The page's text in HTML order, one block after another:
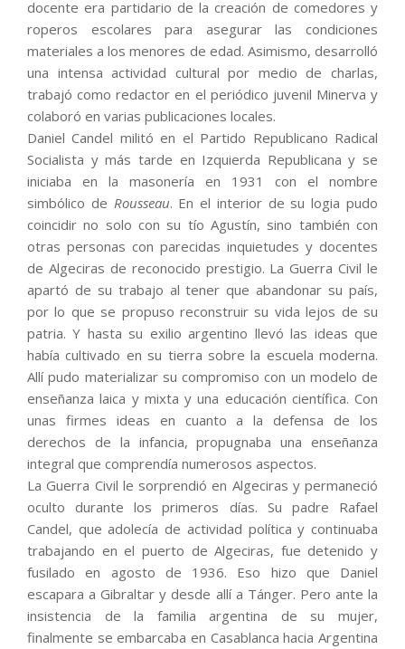
docente era partidario de la creación de comedores y
roperos escolares para asegurar las condiciones
materiales a los menores de edad. Asimismo, desarrolló
una intensa actividad cultural por medio de charlas,
trabajó como redactor en el periódico juvenil Minerva y
colaboró en varias publicaciones locales.
Daniel Candel militó en el Partido Republicano Radical
Socialista y más tarde en Izquierda Republicana y se
iniciaba en la masonería en 1931 con el nombre
simbólico de Rousseau. En el interior de su logia pudo
coincidir no solo con su tío Agustín, sino también con
otras personas con parecidas inquietudes y docentes
de Algeciras de reconocido prestigio. La Guerra Civil le
apartó de su trabajo al tener que abandonar su país,
por lo que se propuso reconstruir su vida lejos de su
patria. Y hasta su exilio argentino llevó las ideas que
había cultivado en su tierra sobre la escuela moderna.
Allí pudo materializar su compromiso con un modelo de
enseñanza laica y mixta y una educación científica. Con
unas firmes ideas en cuanto a la defensa de los
derechos de la infancia, propugnaba una enseñanza
integral que comprendía numerosos aspectos.
La Guerra Civil le sorprendió en Algeciras y permaneció
oculto durante los primeros días. Su padre Rafael
Candel, que adolecía de actividad política y continuaba
trabajando en el puerto de Algeciras, fue detenido y
fusilado en agosto de 1936. Eso hizo que Daniel
escapara a Gibraltar y desde allí a Tánger. Pero ante la
insistencia de la familia argentina de su mujer,
finalmente se embarcaba en Casablanca hacia Argentina